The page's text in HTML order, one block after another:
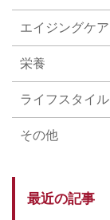
エイジングケア
栄養
ライフスタイル
その他
最近の記事